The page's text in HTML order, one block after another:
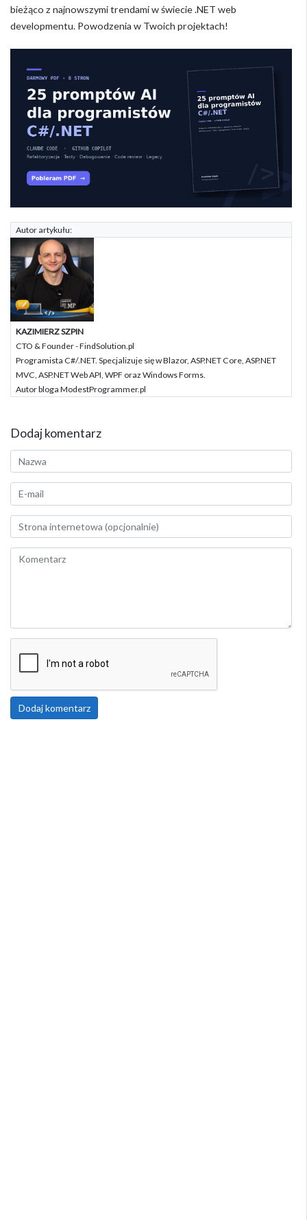
bieżąco z najnowszymi trendami w świecie .NET web
developmentu. Powodzenia w Twoich projektach!
Autor artykułu:
KAZIMIERZ SZPIN
CTO & Founder - FindSolution.pl
Programista C#/.NET. Specjalizuje się w Blazor, ASP.NET Core, ASP.NET
MVC, ASP.NET Web API, WPF oraz Windows Forms.
Autor bloga ModestProgrammer.pl
Dodaj komentarz
Dodaj komentarz